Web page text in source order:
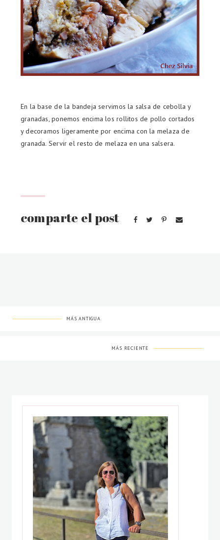
En la base de la bandeja servimos la salsa de cebolla y
granadas, ponemos encima los rollitos de pollo cortados
y decoramos ligeramente por encima con la melaza de
granada. Servir el resto de melaza en una salsera.
MÁS ANTIGUA
MÁS RECIENTE